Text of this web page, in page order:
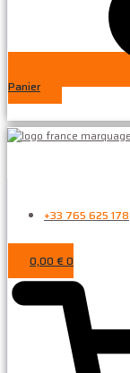
Panier
+33 765 625 178
0,00 €0